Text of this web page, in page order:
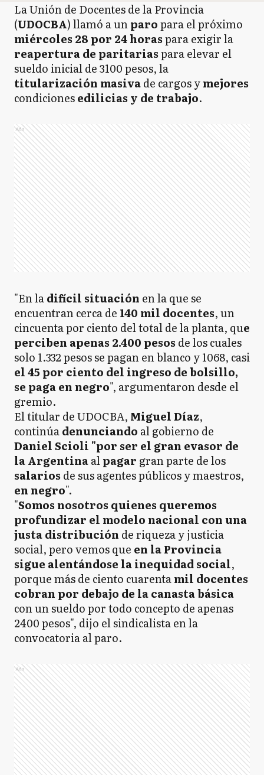
La Unión de Docentes de la Provincia
(UDOCBA) llamó a unparopara el próximo
miércoles 28 por 24 horaspara exigir la
reapertura de paritariaspara elevar el
sueldo inicial de 3100 pesos, la
titularización masivade cargos ymejores
condicionesedilicias y de trabajo.
Ads
"En ladifícil situación en la que se
encuentran cerca de 140 mil docentes, un
cincuenta por ciento del total de la planta, que
perciben apenas 2.400 pesos de los cuales
solo 1.332 pesos se pagan en blanco y 1068, casi
el 45 por ciento del ingreso de bolsillo,
se paga en negro", argumentaron desde el
gremio.
El titular de UDOCBA, Miguel Díaz,
continúadenunciando al gobierno de
Daniel Scioli "por ser el gran evasor de
la Argentinaalpagar gran parte de los
salarios de sus agentes públicos y maestros,
en negro".
"Somos nosotros quienes queremos
profundizar el modelo nacional con una
justa distribución de riqueza y justicia
social, pero vemos que en la Provincia
sigue alentándose la inequidad social,
porque más de ciento cuarentamil docentes
cobran por debajo de la canasta básica
con un sueldo por todo concepto de apenas
2400 pesos", dijo el sindicalista en la
convocatoria al paro.
Ads